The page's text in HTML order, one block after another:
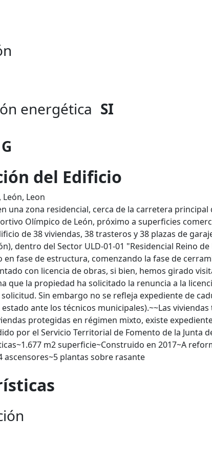
energética SI
G
del Edificio
Leon
una zona residencial, cerca de la carretera principal
Olímpico de León, próximo a superficies
de 38 viviendas, 38 trasteros y 38 plazas de
dentro del Sector ULD-01-01 "Residencial Reino
en fase de estructura, comenzando la fase de
con licencia de obras, si bien, hemos girado
que la propiedad ha solicitado la renuncia a la
Sin embargo no se refleja expediente de
ante los técnicos municipales).~~Las
protegidas en régimen mixto, existe
por el Servicio Territorial de Fomento de la Junta
m2 superficie~Construido en 2017~A
ascensores~5 plantas sobre rasante